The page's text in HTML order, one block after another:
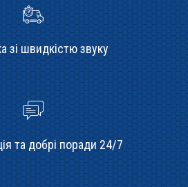
зі швидкістю звуку
та добрі поради 24/7